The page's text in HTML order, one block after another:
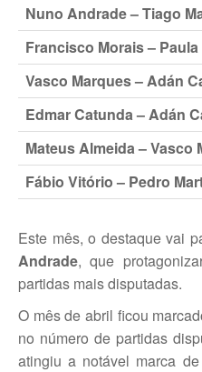
Torneio de Verão
Taça Flores Marques
Circuito de Veteranos CTPL III
Smashtour 2015
Circuito de Veteranos CTPL IV
Torneio Jovens Esperanças IV
Torneio Super Jovem IV
Torneio Jovens Esperanças V
Open Ano Novo
Nuno Andrade – Tiago
Francisco Morais –
Vasco Marques – Adán
Edmar Catunda – Adán
Mateus Almeida – Vasco
Fábio Vitório – Pedro
Este mês, o destaque vai
Andrade, que
partidas mais disputadas.
O mês de abril ficou
no número de partidas
atingiu a notável marca